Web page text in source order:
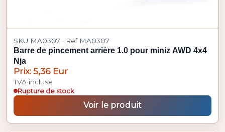
SKU MA0307 · Ref MA0307
Barre de pincement arrière 1.0 pour miniz AWD 4x4
Nja
Prix: 5,36 Eur
TVA incluse
Rupture de stock
Voir le produit